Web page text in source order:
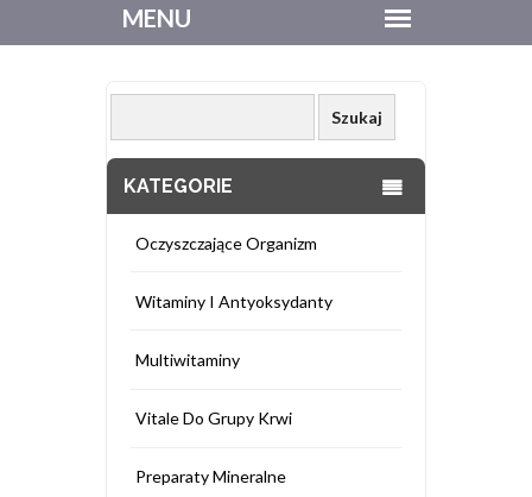
KATEGORIE
Oczyszczające Organizm
Witaminy I Antyoksydanty
Multiwitaminy
Vitale Do Grupy Krwi
Preparaty Mineralne